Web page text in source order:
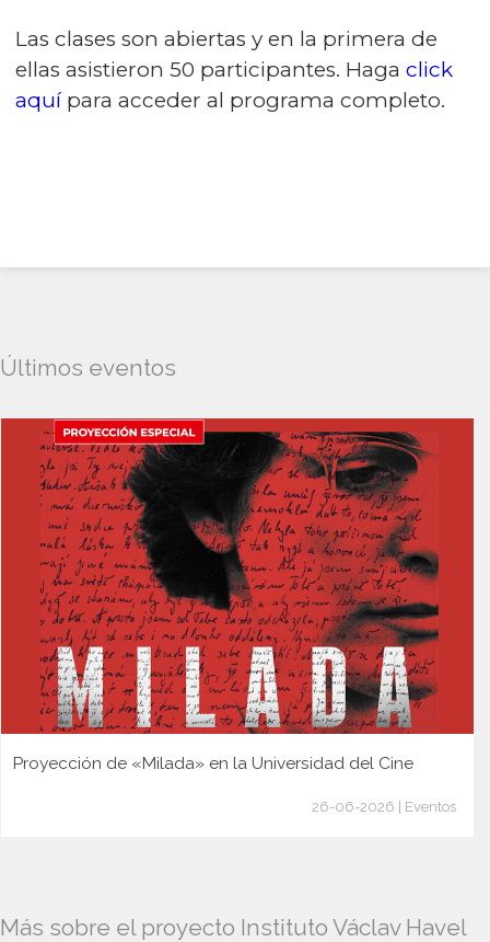
Las clases son abiertas y en la primera de
ellas asistieron 50 participantes. Haga click
aquípara acceder al programa completo.
Últimos eventos
Proyección de «Milada» en la Universidad del Cine
26-06-2026 | Eventos
Más sobre el proyecto Instituto Václav Havel